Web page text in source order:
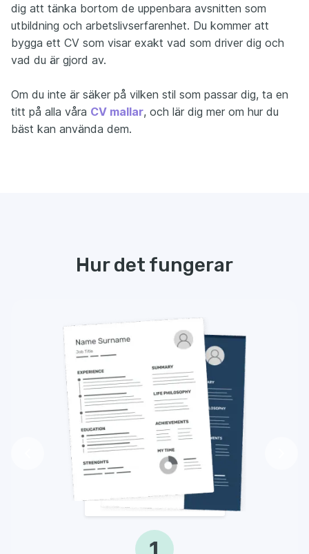
dig att tänka bortom de uppenbara avsnitten som
utbildning och arbetslivserfarenhet. Du kommer att
bygga ett CV som visar exakt vad som driver dig och
vad du är gjord av.
Om du inte är säker på vilken stil som passar dig, ta en
titt på alla våra CV mallar, och lär dig mer om hur du
bäst kan använda dem.
Hur det fungerar